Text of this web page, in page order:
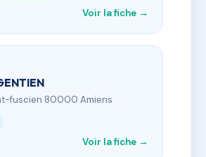
Voir la fiche →
fuscien 80000 Amiens
Voir la fiche →